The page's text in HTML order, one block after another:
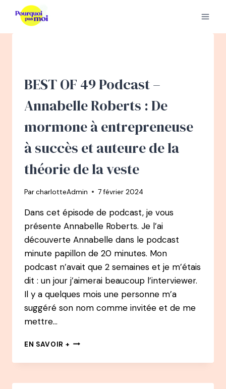
contenu
BEST OF 49 Podcast –
Annabelle Roberts : De
mormone à entrepreneuse
à succès et auteure de la
théorie de la veste
ParcharlotteAdmin 7 février 2024
Dans cet épisode de podcast, je vous
présente Annabelle Roberts. Je l’ai
découverte Annabelle dans le podcast
minute papillon de 20 minutes. Mon
podcast n’avait que 2 semaines et je m’étais
dit : un jour j’aimerai beaucoup l’interviewer.
Il y a quelques mois une personne m’a
suggéré son nom comme invitée et de me
mettre…
EN SAVOIR + BEST
49
–